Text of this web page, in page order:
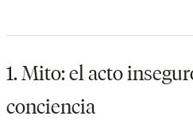
1. Mito: el acto
conciencia